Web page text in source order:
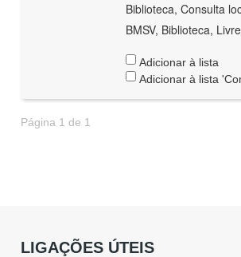
Biblioteca, Consulta
BMSV, Biblioteca, Livre
Adicionar à lista
Adicionar à lista
Página 1 de 1
LIGAÇÕES ÚTEIS